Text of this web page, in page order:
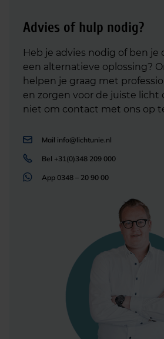
Advies of hulp nodig?
Heb je advies nodig of ben je
een alternatieve oplossing?
helpen je graag met
en zorgen voor de juiste licht
niet om contact met ons op
Mail info@lichtunie.nl
Bel +31(0)348 209 000
App 0348 – 20 90 00